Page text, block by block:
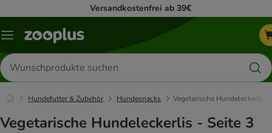
Versandkostenfrei ab 39€
Menü
Produkte
suchen
Hundefutter & Zubehör Hundesnacks Vegetarische Hundeleckerli
Vegetarische Hundeleckerlis - Seite 3